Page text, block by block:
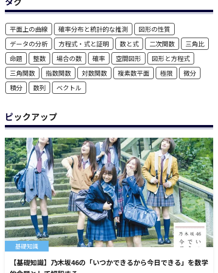
平面上の曲線 確率分布と統計的な推測
図形の性質
データの分析
方程式・式と証明 数と式 二次関数
三角比
命題
整数 場合の数 確率 空間図形
図形と方程式
三角関数
指数関数 対数関数 複素数平面 極限
微分
積分
数列 ベクトル
ピックアップ
【基礎知識】乃木坂46の「いつかできるから今日できる」を数学
基礎知識